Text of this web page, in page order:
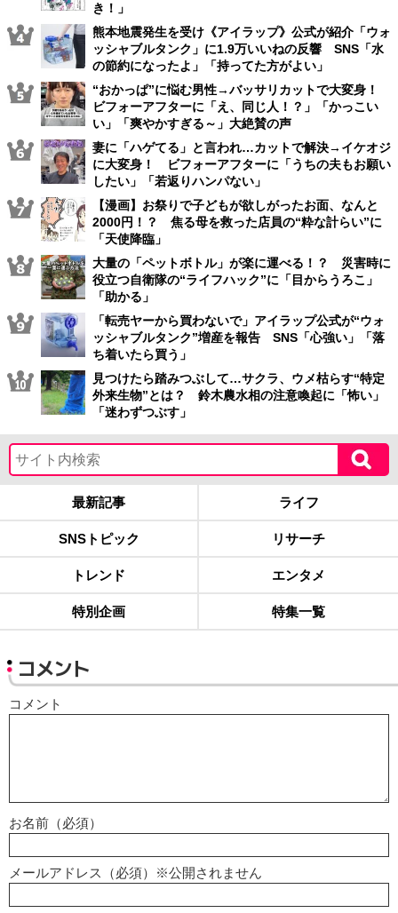
き！」
熊本地震発生を受け《アイラップ》公式が紹介「ウォ
ッシャブルタンク」に1.9万いいねの反響 SNS「水
の節約になったよ」「持ってた方がよい」
“おかっぱ”に悩む男性→バッサリカットで大変身！
ビフォーアフターに「え、同じ人！？」「かっこい
い」「爽やかすぎる～」大絶賛の声
妻に「ハゲてる」と言われ…カットで解決→イケオジ
に大変身！ ビフォーアフターに「うちの夫もお願い
したい」「若返りハンパない」
【漫画】お祭りで子どもが欲しがったお面、なんと
2000円！？ 焦る母を救った店員の“粋な計らい”に
「天使降臨」
大量の「ペットボトル」が楽に運べる！？ 災害時に
役立つ自衛隊の“ライフハック”に「目からうろこ」
「助かる」
「転売ヤーから買わないで」アイラップ公式が“ウォ
ッシャブルタンク”増産を報告 SNS「心強い」「落
ち着いたら買う」
見つけたら踏みつぶして…サクラ、ウメ枯らす“特定
外来生物”とは？ 鈴木農水相の注意喚起に「怖い」
「迷わずつぶす」
最新記事 ライフ
SNSトピック リサーチ
トレンド エンタメ
特別企画 特集一覧
コメント
コメント
お名前（必須）
メールアドレス（必須）※公開されません